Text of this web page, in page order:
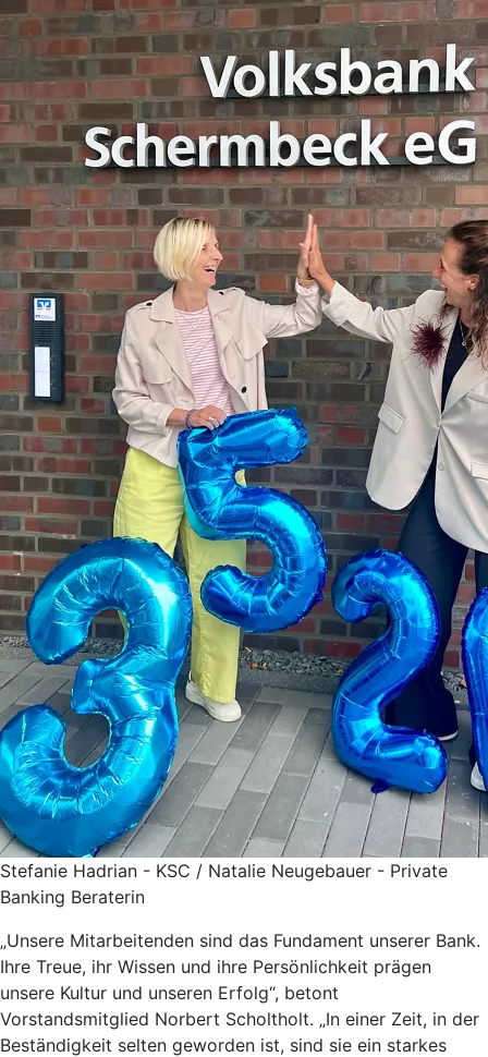
Stefanie Hadrian - KSC / Natalie Neugebauer - Private
Banking Beraterin
„Unsere Mitarbeitenden sind das Fundament unserer Bank.
Ihre Treue, ihr Wissen und ihre Persönlichkeit prägen
unsere Kultur und unseren Erfolg“, betont
Vorstandsmitglied Norbert Scholtholt. „In einer Zeit, in der
Beständigkeit selten geworden ist, sind sie ein starkes